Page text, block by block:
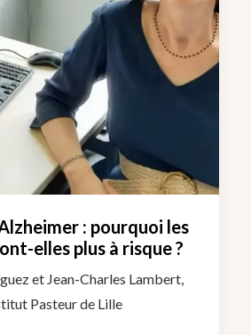
: pourquoi les
elles plus à risque ?
et Jean-Charles Lambert,
Pasteur de Lille